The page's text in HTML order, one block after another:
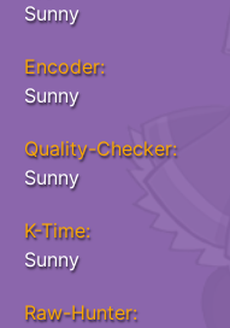
Sunny
Encoder:
Sunny
Quality-Checker:
Sunny
K-Time:
Sunny
Raw-Hunter: